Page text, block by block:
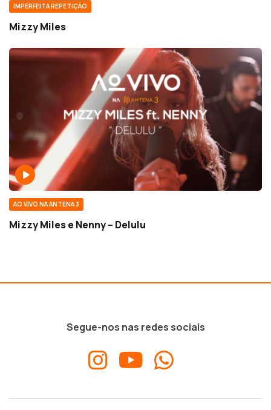
IMPERFEITA REPETIÇÃO
Mizzy Miles
AO VIVO NA ANTENA 3
Mizzy Miles e Nenny – Delulu
Segue-nos nas redes sociais